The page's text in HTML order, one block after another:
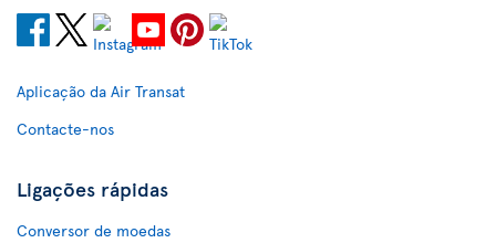
Aplicação da Air Transat
Contacte-nos
Ligações rápidas
Conversor de moedas